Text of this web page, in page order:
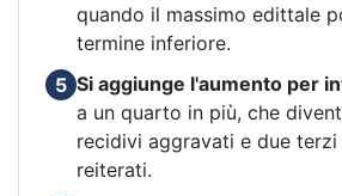
quando il massimo edittale
termine inferiore.
5 Si aggiunge l'aumento per
a un quarto in più, che
recidivi aggravati e due
reiterati.